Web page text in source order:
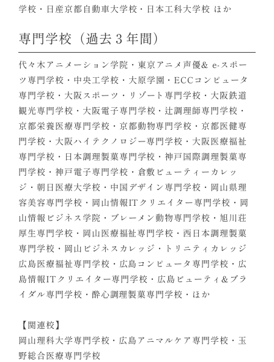
学校・日産京都自動車大学校・日本工科大学校 ほか
専門学校（過去３年間）
代々木アニメーション学院・東京アニメ声優& e-スポー
ツ専門学校・中央工学校・大原学園・ECCコンピュータ
専門学校・大阪スポーツ・リゾート専門学校・大阪鉄道
観光専門学校・大阪電子専門学校・辻調理師専門学校・
京都栄養医療専門学校・京都動物専門学校・京都医健専
門学校・大阪ハイテクノロジー専門学校・大阪医療福祉
専門学校・日本調理製菓専門学校・神戸国際調理製菓専
門学校・神戸電子専門学校・倉敷ビューティーカレッ
ジ・朝日医療大学校・中国デザイン専門学校・岡山県理
容美容専門学校・岡山情報ITクリエイター専門学校・岡
山情報ビジネス学院・ブレーメン動物専門学校・旭川荘
厚生専門学校・岡山医療福祉専門学校・西日本調理製菓
専門学校・岡山ビジネスカレッジ・トリニティカレッジ
広島医療福祉専門学校・広島コンピュータ専門学校・広
島情報ITクリエイター専門学校・広島ビューティ&ブラ
イダル専門学校・酔心調理製菓専門学校・ほか
【関連校】
岡山理科大学専門学校・広島アニマルケア専門学校・玉
野総合医療専門学校